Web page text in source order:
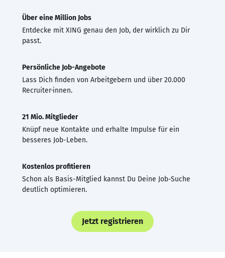
Über eine Million Jobs
Entdecke mit XING genau den Job, der wirklich zu Dir
passt.
Persönliche Job-Angebote
Lass Dich finden von Arbeitgebern und über 20.000
Recruiter·innen.
21 Mio. Mitglieder
Knüpf neue Kontakte und erhalte Impulse für ein
besseres Job-Leben.
Kostenlos profitieren
Schon als Basis-Mitglied kannst Du Deine Job-Suche
deutlich optimieren.
Jetzt registrieren